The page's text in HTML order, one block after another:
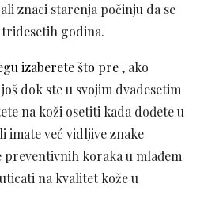
znaci starenja počinju da se
godina.
izaberete što pre, ako
dok ste u svojim dvadesetim
na koži osetiti kada dođete u
imate već vidljive znake
preventivnih koraka u mlađem
na kvalitet kože u